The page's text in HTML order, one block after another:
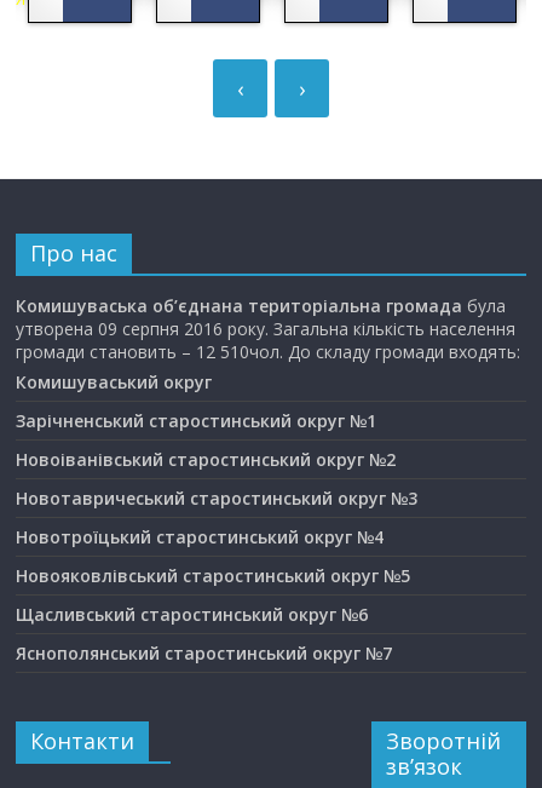
›
‹
Про нас
Комишуваська об’єднана територіальна громада була
утворена 09 серпня 2016 року. Загальна кількість населення
громади становить – 12 510чол. До складу громади входять:
Комишуваський округ
Зарічненський старостинський округ №1
Новоіванівський старостинський округ №2
Новотавричеський старостинський округ №3
Новотроїцький старостинський округ №4
Новояковлівський старостинський округ №5
Щасливський старостинський округ №6
Яснополянський старостинський округ №7
Контакти
Зворотній
зв’язок